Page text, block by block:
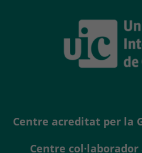
Centre acreditat per la
Centre